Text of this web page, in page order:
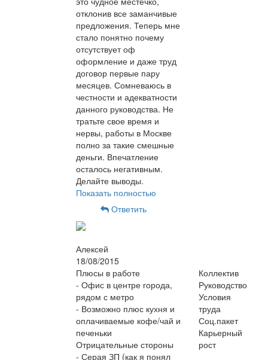
отклонив все заманчивые
предложения. Теперь мне
стало понятно почему
отсутствует оф
оформление и даже труд
договор первые пару
месяцев. Сомневаюсь в
честности и адекватности
данного руководства. Не
тратьте свое время и
нервы, работы в Москве
полно за такие смешные
деньги. Впечатление
осталось негативным.
Делайте выводы.
Показать полностью
Ответить
Алексей
18/08/2015
Плюсы в работе
- Офис в центре города,
рядом с метро
- Возможно плюс кухня и
оплачиваемые кофе/чай и
печеньки
Отрицательные стороны
- Серая ЗП (как я понял
Коллектив
Руководство
Условия
труда
Соц.пакет
Карьерный
рост